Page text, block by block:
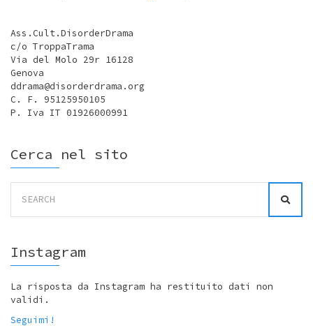
Ass.Cult.DisorderDrama
c/o TroppaTrama
Via del Molo 29r 16128
Genova
ddrama@disorderdrama.org
C. F. 95125950105
P. Iva IT 01926000991
Cerca nel sito
for:
Instagram
La risposta da Instagram ha restituito dati non
validi.
Seguimi!